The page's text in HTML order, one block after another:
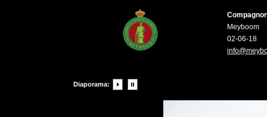
Meyboom
02-06-18
Diaporama: